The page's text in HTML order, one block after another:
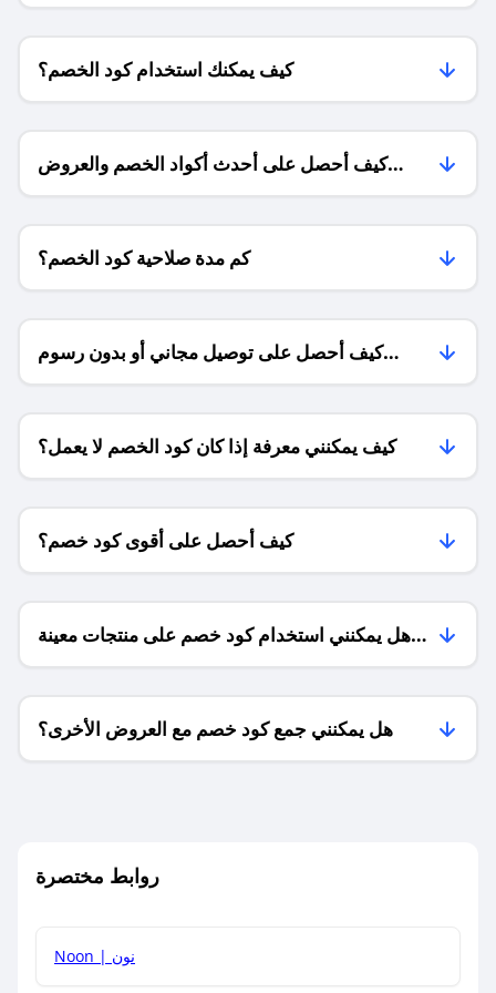
كيف يمكنك استخدام كود الخصم؟
كيف أحصل على أحدث أكواد الخصم والعروض
للمتاجر؟
كم مدة صلاحية كود الخصم؟
كيف أحصل على توصيل مجاني أو بدون رسوم
الشحن ؟
كيف يمكنني معرفة إذا كان كود الخصم لا يعمل؟
كيف أحصل على أقوى كود خصم؟
هل يمكنني استخدام كود خصم على منتجات معينة
فقط؟
هل يمكنني جمع كود خصم مع العروض الأخرى؟
روابط مختصرة
Noon | نون